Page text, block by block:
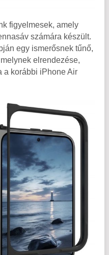
figyelmesek, amely
számára készült.
egy ismerősnek tűnő,
elrendezése,
a korábbi iPhone Air